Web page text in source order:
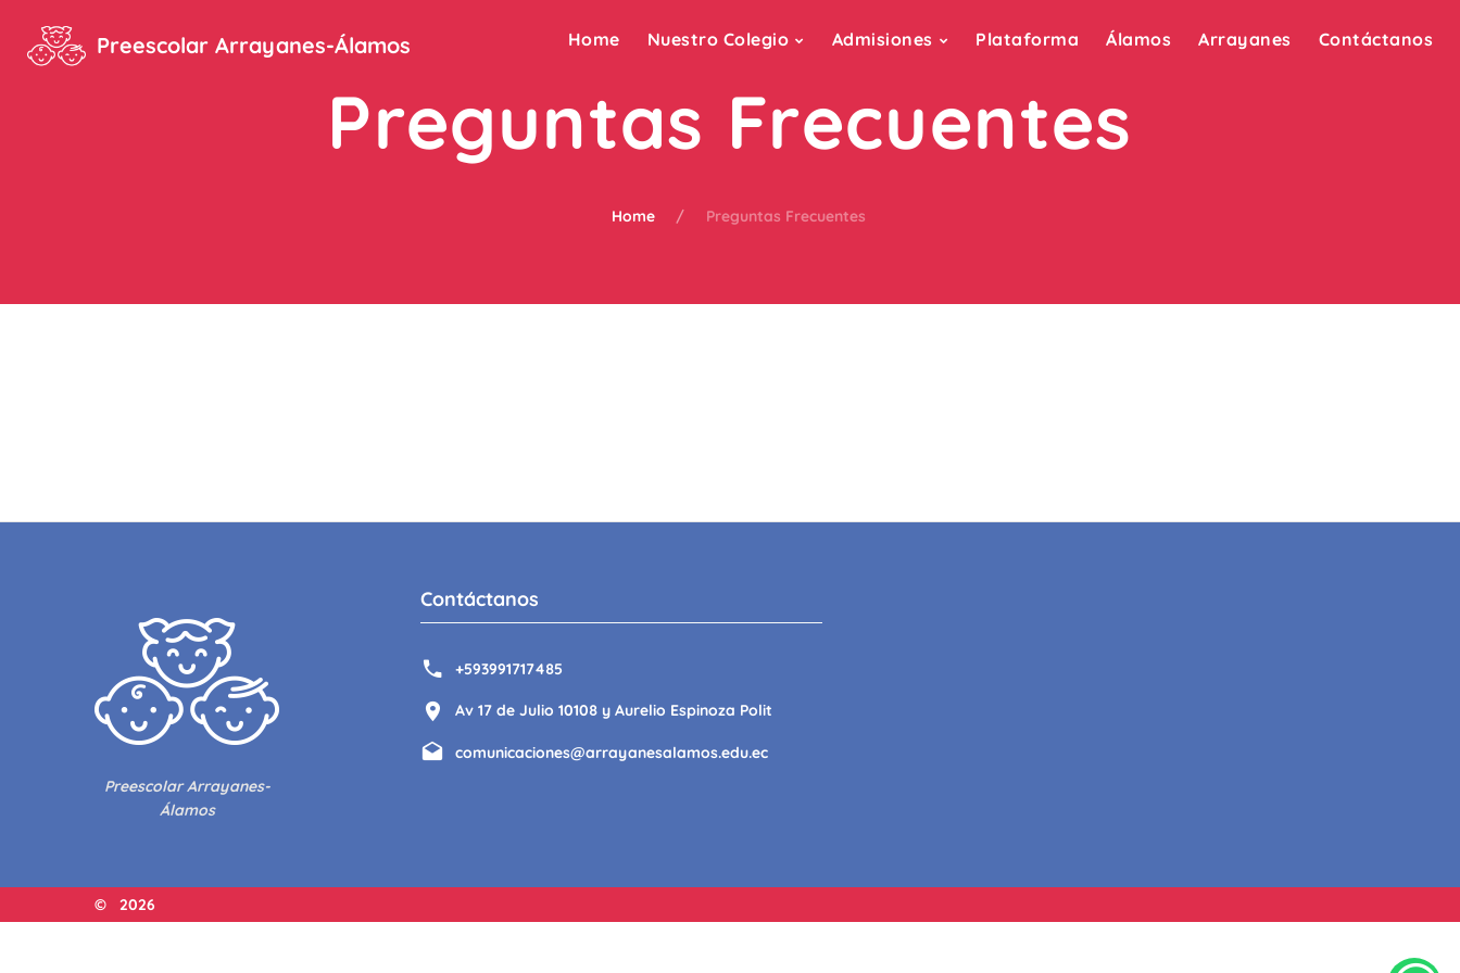
Preescolar Arrayanes-Álamos Home Nuestro Colegio Admisiones Plataforma Álamos Arrayanes Contáctanos
Preguntas Frecuentes
Home Preguntas Frecuentes
Preescolar Arrayanes-
Álamos
Contáctanos
+593991717485
Av 17 de Julio 10108 y Aurelio Espinoza Polit
comunicaciones@arrayanesalamos.edu.ec
© 2026